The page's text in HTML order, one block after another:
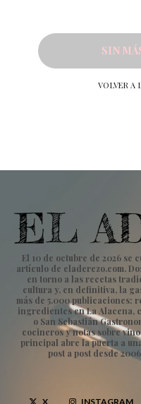
SIN
VOLVER A
El 10 de octubre de 2026
artículo de eladerezo.com.
en torno a las recetas
cultura y, en definitiva, la
más de 5.000 publicaciones:
ingredientes en La Alacena,
o San Sebastián
cocineros y notas sobre
principal abre la puerta a
post a post desde
X INSTAGRAM